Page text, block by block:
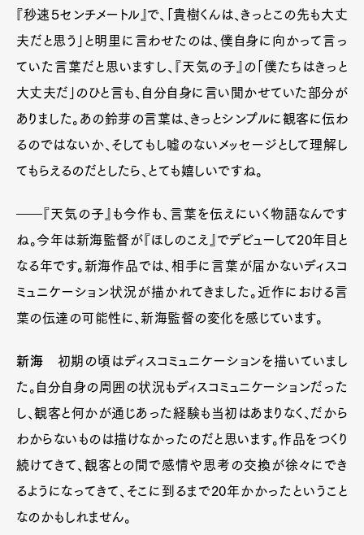
『秒速５センチメートル』で、「貴樹くんは、きっとこの先も大丈
夫だと思う」と明里に言わせたのは、僕自身に向かって言っ
ていた言葉だと思いますし、『天気の子』の「僕たちはきっと
大丈夫だ」のひと言も、自分自身に言い聞かせていた部分が
ありました。あの鈴芽の言葉は、きっとシンプルに観客に伝わ
るのではないか、そしてもし嘘のないメッセージとして理解し
てもらえるのだとしたら、とても嬉しいですね。
――『天気の子』も今作も、言葉を伝えにいく物語なんです
ね。今年は新海監督が『ほしのこえ』でデビューして20年目と
なる年です。新海作品では、相手に言葉が届かないディスコ
ミュニケーション状況が描かれてきました。近作における言
葉の伝達の可能性に、新海監督の変化を感じています。
新海 初期の頃はディスコミュニケーションを描いていまし
た。自分自身の周囲の状況もディスコミュニケーションだった
し、観客と何かが通じあった経験も当初はあまりなく、だから
わからないものは描けなかったのだと思います。作品をつくり
続けてきて、観客との間で感情や思考の交換が徐々にでき
るようになってきて、そこに到るまで20年かかったということ
なのかもしれません。